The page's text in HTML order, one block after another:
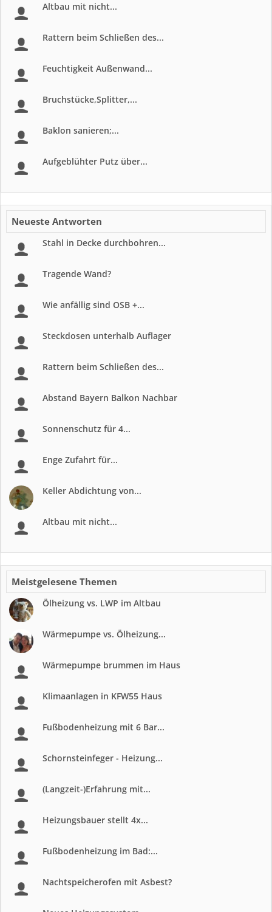
Altbau mit nicht...
Rattern beim Schließen des...
Feuchtigkeit Außenwand...
Bruchstücke,Splitter,...
Baklon sanieren;...
Aufgeblühter Putz über...
Neueste Antworten
Stahl in Decke durchbohren...
Tragende Wand?
Wie anfällig sind OSB +...
Steckdosen unterhalb Auflager
Rattern beim Schließen des...
Abstand Bayern Balkon Nachbar
Sonnenschutz für 4...
Enge Zufahrt für...
Keller Abdichtung von...
Altbau mit nicht...
Meistgelesene Themen
Ölheizung vs. LWP im Altbau
Wärmepumpe vs. Ölheizung...
Wärmepumpe brummen im Haus
Klimaanlagen in KFW55 Haus
Fußbodenheizung mit 6 Bar...
Schornsteinfeger - Heizung...
(Langzeit-)Erfahrung mit...
Heizungsbauer stellt 4x...
Fußbodenheizung im Bad:...
Nachtspeicherofen mit Asbest?